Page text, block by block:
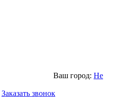
Ваш город: Не
Заказать звонок